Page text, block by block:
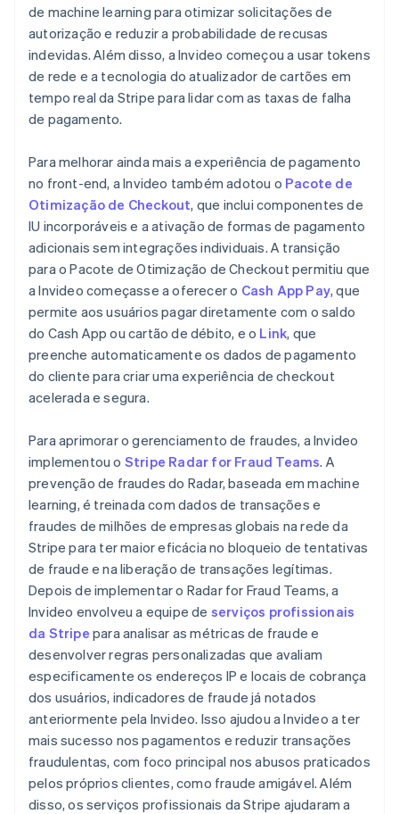
de machine learning para otimizar solicitações de
autorização e reduzir a probabilidade de recusas
indevidas. Além disso, a Invideo começou a usar tokens
de rede e a tecnologia do atualizador de cartões em
tempo real da Stripe para lidar com as taxas de falha
de pagamento.
Para melhorar ainda mais a experiência de pagamento
no front-end, a Invideo também adotou o Pacote de
Otimização de Checkout, que inclui componentes de
IU incorporáveis e a ativação de formas de pagamento
adicionais sem integrações individuais. A transição
para o Pacote de Otimização de Checkout permitiu que
a Invideo começasse a oferecer o Cash App Pay, que
permite aos usuários pagar diretamente com o saldo
do Cash App ou cartão de débito, e o Link, que
preenche automaticamente os dados de pagamento
do cliente para criar uma experiência de checkout
acelerada e segura.
Para aprimorar o gerenciamento de fraudes, a Invideo
implementou o Stripe Radar for Fraud Teams. A
prevenção de fraudes do Radar, baseada em machine
learning, é treinada com dados de transações e
fraudes de milhões de empresas globais na rede da
Stripe para ter maior eficácia no bloqueio de tentativas
de fraude e na liberação de transações legítimas.
Depois de implementar o Radar for Fraud Teams, a
Invideo envolveu a equipe de serviços profissionais
da Stripe para analisar as métricas de fraude e
desenvolver regras personalizadas que avaliam
especificamente os endereços IP e locais de cobrança
dos usuários, indicadores de fraude já notados
anteriormente pela Invideo. Isso ajudou a Invideo a ter
mais sucesso nos pagamentos e reduzir transações
fraudulentas, com foco principal nos abusos praticados
pelos próprios clientes, como fraude amigável. Além
disso, os serviços profissionais da Stripe ajudaram a